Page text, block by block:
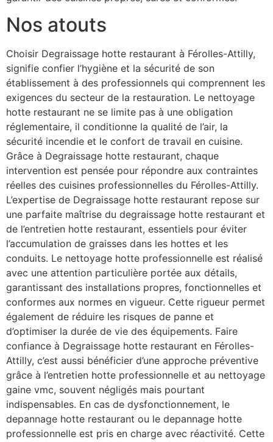
Nos atouts
Choisir Degraissage hotte restaurant à Férolles-Attilly,
signifie confier l’hygiène et la sécurité de son
établissement à des professionnels qui comprennent les
exigences du secteur de la restauration. Le nettoyage
hotte restaurant ne se limite pas à une obligation
réglementaire, il conditionne la qualité de l’air, la
sécurité incendie et le confort de travail en cuisine.
Grâce à Degraissage hotte restaurant, chaque
intervention est pensée pour répondre aux contraintes
réelles des cuisines professionnelles du Férolles-Attilly.
L’expertise de Degraissage hotte restaurant repose sur
une parfaite maîtrise du degraissage hotte restaurant et
de l’entretien hotte restaurant, essentiels pour éviter
l’accumulation de graisses dans les hottes et les
conduits. Le nettoyage hotte professionnelle est réalisé
avec une attention particulière portée aux détails,
garantissant des installations propres, fonctionnelles et
conformes aux normes en vigueur. Cette rigueur permet
également de réduire les risques de panne et
d’optimiser la durée de vie des équipements. Faire
confiance à Degraissage hotte restaurant en Férolles-
Attilly, c’est aussi bénéficier d’une approche préventive
grâce à l’entretien hotte professionnelle et au nettoyage
gaine vmc, souvent négligés mais pourtant
indispensables. En cas de dysfonctionnement, le
depannage hotte restaurant ou le depannage hotte
professionnelle est pris en charge avec réactivité. Cette